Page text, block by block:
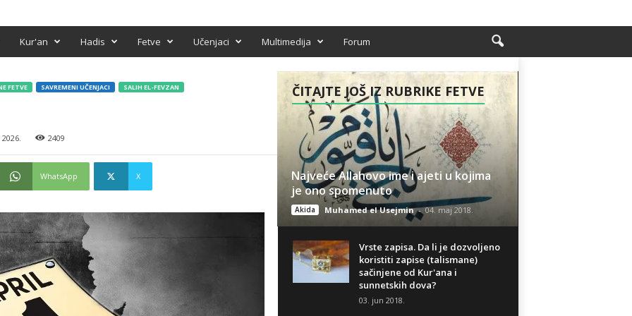
Kur'an Hadis Fetve Učenjaci Multimedija Forum
FETVE SAVREMENI UČENJACI SALIH EL-FEVZAN
2409
WhatsApp X
ČITAJTE JOŠ IZ RUBRIKE FETVE
Najveće Allahovo ime i ajeti u kojima
je ono spomenuto
Akida Muhamed el Usejmin - 04. maj 2018.
Vrste zapisa. Da li je dozvoljeno
koristiti zapise (talismane)
sačinjene od Kur'ana i
sunnetskih dova?
03. jun 2018.